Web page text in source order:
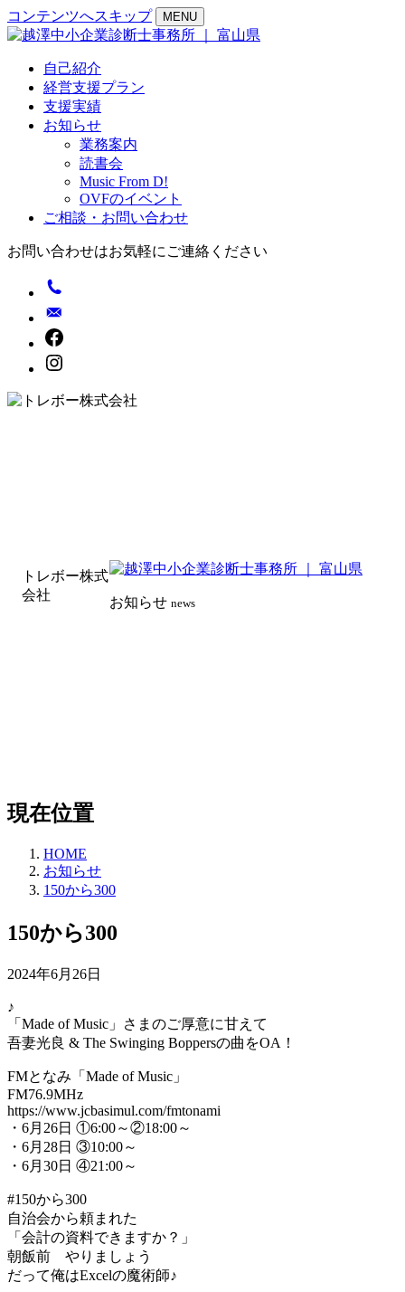
コンテンツへスキップ MENU
自己紹介
経営支援プラン
支援実績
お知らせ
業務案内
読書会
Music From D!
OVFのイベント
ご相談・お問い合わせ
お問い合わせはお気軽にご連絡ください
トレボー株式
会社
お知らせ news
現在位置
HOME
お知らせ
150から300
150から300
2024年6月26日
♪
「Made of Music」さまのご厚意に甘えて
吾妻光良 & The Swinging Boppersの曲をOA！
FMとなみ「Made of Music」
FM76.9MHz
https://www.jcbasimul.com/fmtonami
・6月26日 ①6:00～②18:00～
・6月28日 ③10:00～
・6月30日 ④21:00～
#150から300
自治会から頼まれた
「会計の資料できますか？」
朝飯前 やりましょう
だって俺はExcelの魔術師♪